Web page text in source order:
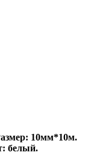
10мм*10м.
белый.